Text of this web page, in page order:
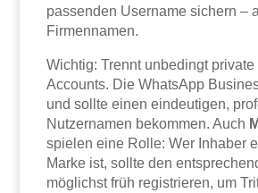
passenden Username sichern –
Firmennamen.
Wichtig: Trennt unbedingt
Accounts. Die WhatsApp
und sollte einen eindeutigen,
Nutzernamen bekommen. Auch
spielen eine Rolle: Wer Inhaber
Marke ist, sollte den
möglichst früh registrieren, um